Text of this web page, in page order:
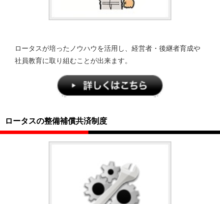
ロータスが培ったノウハウを活用し、経営者・後継者育成や
社員教育に取り組むことが出来ます。
ロータスの整備補償共済制度